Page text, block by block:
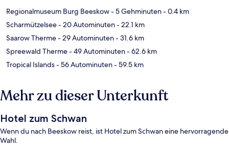
Regionalmuseum Burg Beeskow- 5 Gehminuten- 0.4 km
Scharmützelsee- 20 Autominuten- 22.1 km
Saarow Therme- 29 Autominuten- 31.6 km
Spreewald Therme- 49 Autominuten- 62.6 km
Tropical Islands- 56 Autominuten- 59.5 km
Mehr zu dieser Unterkunft
Hotel zum Schwan
Wenn du nach Beeskow reist, ist Hotel zum Schwan eine hervorragende
Wahl.